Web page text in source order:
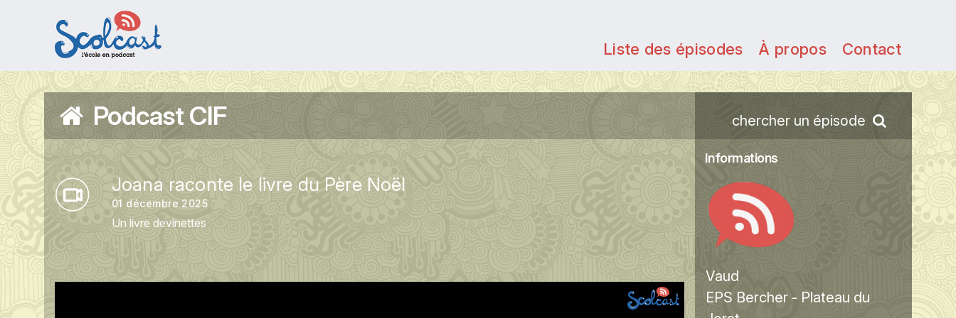
Aller au contenu principal
Liste des épisodes À propos Contact
Podcast CIF chercher un épisode
Joana raconte le livre du Père Noël
01 décembre 2025
Un livre devinettes
Informations
Vaud
EPS Bercher - Plateau du